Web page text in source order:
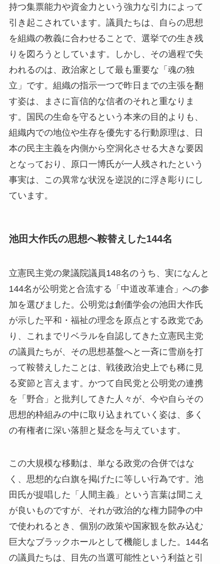
持つ集票能力や資金力という強力な引力によって
引き起こされています。議員たちは、自らの思想
を組織の教義に合わせることで、選挙での生き残
りを図ろうとしています。しかし、その過程で失
われるのは、政治家として最も重要な「魂の独
立」です。組織の指示一つで昨日までの主張を翻
す姿は、まさに盲信的な信者のそれと重なりま
す。国民の生命を守るという本来の目的よりも、
組織内での地位や生存を優先する行動原理は、日
本の民主主義を内側から空洞化させる大きな要因
となっており、原口一博氏が一人残されたという
事実は、この異常な状況を逆説的に浮き彫りにし
ています。
池田大作氏の思想へ鞍替えした144名
立憲民主党の衆議院議員148名のうち、実になんと
144名が公明党と合流する「中道改革連合」への参
加を選びました。公明党は創価学会の池田大作氏
が示した平和・福祉の理念を原点とする政党であ
り、これまでリベラルを自認してきた立憲民主党
の議員たちが、その思想基盤へと一斉に雪崩を打
って鞍替えしたことは、戦後政治史上でも稀に見
る変節と言えます。かつて自民党と公明党の連携
を「野合」と批判してきた人々が、今や自らその
思想的枠組みの中に取り込まれていく姿は、多く
の有権者に深い落胆と疑念を与えています。
この大規模な移動は、単なる政党の合併ではな
く、思想的な白旗を掲げたに等しい行為です。池
田氏が提唱した「人間主義」という言葉は聞こえ
が良いものですが、それが政治的な権力闘争の中
で使われるとき、個別の政策や国家観を飲み込む
巨大なブラックホールとして機能しました。144名
の議員たちは、目先の当選可能性という利益と引